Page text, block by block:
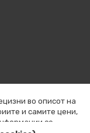
во описот на
и самите цени,
се